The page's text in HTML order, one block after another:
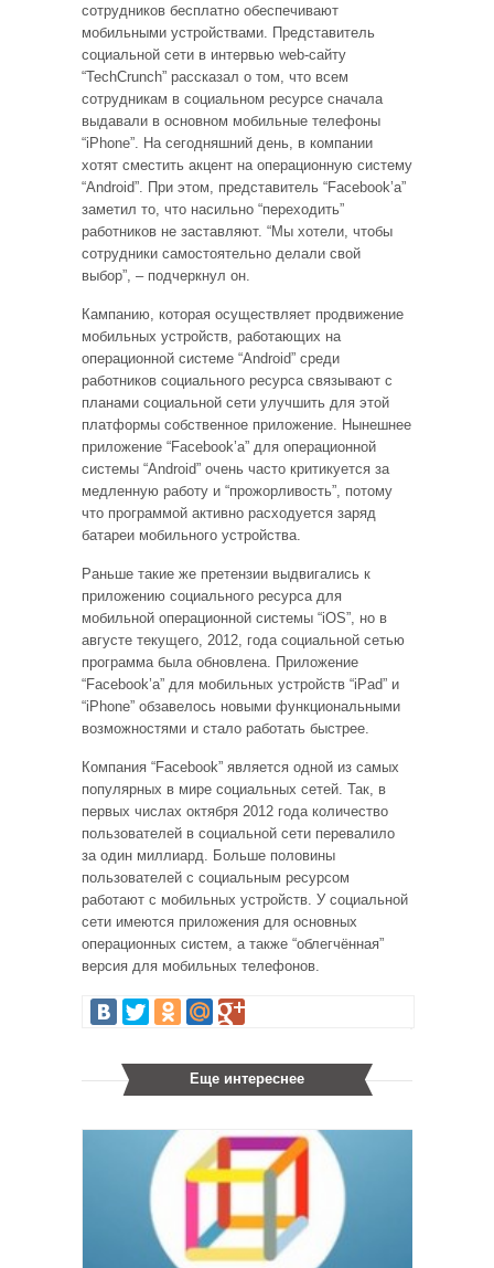
сотрудников бесплатно обеспечивают
мобильными устройствами. Представитель
социальной сети в интервью web-сайту
“TechCrunch” рассказал о том, что всем
сотрудникам в социальном ресурсе сначала
выдавали в основном мобильные телефоны
“iPhone”. На сегодняшний день, в компании
хотят сместить акцент на операционную систему
“Android”. При этом, представитель “Facebook’а”
заметил то, что насильно “переходить”
работников не заставляют. “Мы хотели, чтобы
сотрудники самостоятельно делали свой
выбор”, – подчеркнул он.
Кампанию, которая осуществляет продвижение
мобильных устройств, работающих на
операционной системе “Android” среди
работников социального ресурса связывают с
планами социальной сети улучшить для этой
платформы собственное приложение. Нынешнее
приложение “Facebook’а” для операционной
системы “Android” очень часто критикуется за
медленную работу и “прожорливость”, потому
что программой активно расходуется заряд
батареи мобильного устройства.
Раньше такие же претензии выдвигались к
приложению социального ресурса для
мобильной операционной системы “iOS”, но в
августе текущего, 2012, года социальной сетью
программа была обновлена. Приложение
“Facebook’а” для мобильных устройств “iPad” и
“iPhone” обзавелось новыми функциональными
возможностями и стало работать быстрее.
Компания “Facebook” является одной из самых
популярных в мире социальных сетей. Так, в
первых числах октября 2012 года количество
пользователей в социальной сети перевалило
за один миллиард. Больше половины
пользователей с социальным ресурсом
работают с мобильных устройств. У социальной
сети имеются приложения для основных
операционных систем, а также “облегчённая”
версия для мобильных телефонов.
Еще интереснее